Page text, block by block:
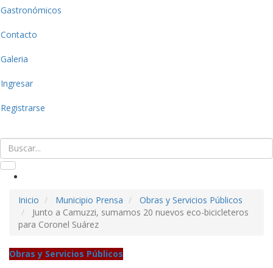
Gastronómicos
Contacto
Galeria
Ingresar
Registrarse
Inicio Municipio Prensa
Obras y Servicios Públicos
Junto a Camuzzi, sumamos 20 nuevos eco-bicicleteros
para Coronel Suárez
Obras y Servicios Públicos